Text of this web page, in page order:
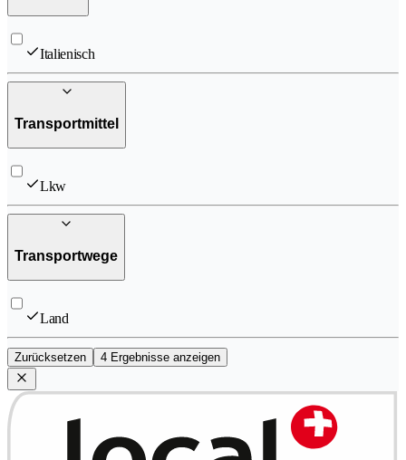
Italienisch
Transportmittel
Lkw
Transportwege
Land
Zurücksetzen 4 Ergebnisse anzeigen